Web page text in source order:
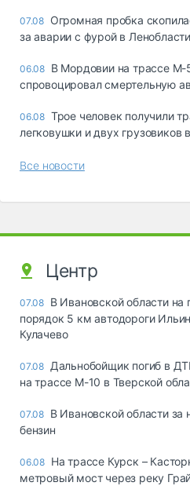
07.08 Огромная пробка
за аварии с фурой в Ленобласти
06.08 В Мордовии на трассе М-
спровоцировал смертельную
06.08 Трое человек получили
легковушки и двух грузовиков
Все новости
Центр
07.08 В Ивановской области на
порядок 5 км автодороги
Кулачево
07.08 Дальнобойщик погиб в
на трассе М-10 в Тверской
07.08 В Ивановской области
бензин
06.08 На трассе Курск –
метровый мост через реку